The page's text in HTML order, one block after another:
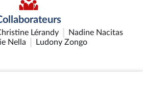
Lérandy
Nadine Nacitas
Nella
Ludony Zongo